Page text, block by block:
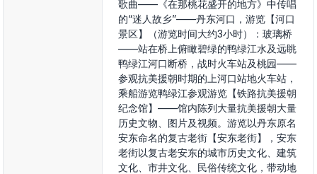
歌曲——《在那桃花盛开的地方》中传唱
的“迷人故乡”——丹东河口，游览【河口
景区】（游览时间大约3小时）：玻璃桥
——站在桥上俯瞰碧绿的鸭绿江水及远眺
鸭绿江河口断桥，战时火车站及桃园——
参观抗美援朝时期的上河口站地火车站，
乘船游览鸭绿江参观游览【铁路抗美援朝
纪念馆】——馆内陈列大量抗美援朝大量
历史文物、图片及视频。游览以丹东原名
安东命名的复古老街【安东老街】，安东
老街以复古老安东的城市历史文化、建筑
文化、市井文化、民俗传统文化，带动地